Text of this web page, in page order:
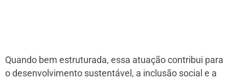
Quando bem estruturada, essa atuação contribui para
o desenvolvimento sustentável, a inclusão social e a